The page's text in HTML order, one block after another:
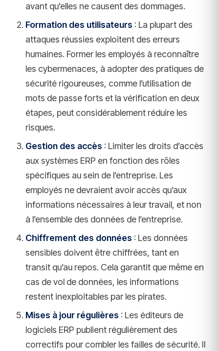
avant qu’elles ne causent des dommages.
Formation des utilisateurs : La plupart des
attaques réussies exploitent des erreurs
humaines. Former les employés à reconnaître
les cybermenaces, à adopter des pratiques de
sécurité rigoureuses, comme l’utilisation de
mots de passe forts et la vérification en deux
étapes, peut considérablement réduire les
risques.
Gestion des accès : Limiter les droits d’accès
aux systèmes ERP en fonction des rôles
spécifiques au sein de l’entreprise. Les
employés ne devraient avoir accès qu’aux
informations nécessaires à leur travail, et non
à l’ensemble des données de l’entreprise.
Chiffrement des données : Les données
sensibles doivent être chiffrées, tant en
transit qu’au repos. Cela garantit que même en
cas de vol de données, les informations
restent inexploitables par les pirates.
Mises à jour régulières : Les éditeurs de
logiciels ERP publient régulièrement des
correctifs pour combler les failles de sécurité. Il